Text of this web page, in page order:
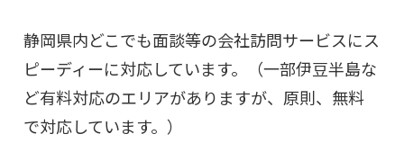
静岡県内どこでも面談等の会社訪問サービスにス
ピーディーに対応しています。（一部伊豆半島な
ど有料対応のエリアがありますが、原則、無料
で対応しています。）